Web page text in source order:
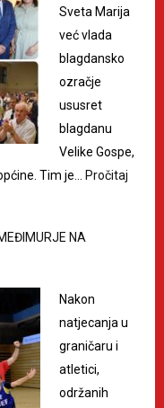
Sveta Marija
već vlada
blagdansko
ozračje
ususret
blagdanu
Velike Gospe,
Tim je…
Pročitaj
NA
Nakon
natjecanja u
graničaru i
atletici,
održanih